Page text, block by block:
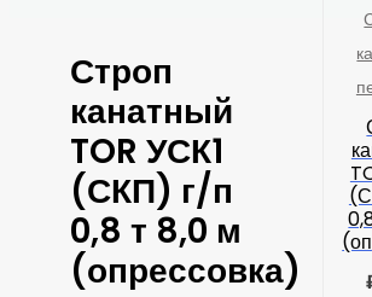
Строп
канатный
TOR УСК1
(СКП) г/п
0,8 т 8,0 м
(опрессовка)